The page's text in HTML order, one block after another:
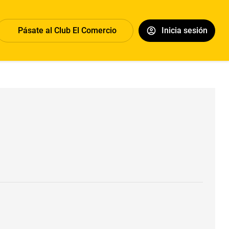
Pásate al Club El Comercio Inicia sesión